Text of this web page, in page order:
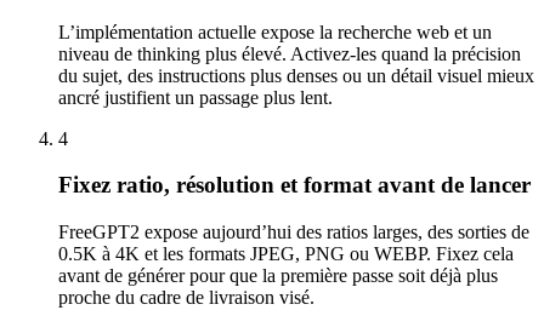
L’implémentation actuelle expose la recherche web et un
niveau de thinking plus élevé. Activez-les quand la précision
du sujet, des instructions plus denses ou un détail visuel mieux
ancré justifient un passage plus lent.
4
Fixez ratio, résolution et format avant de lancer
FreeGPT2 expose aujourd’hui des ratios larges, des sorties de
0.5K à 4K et les formats JPEG, PNG ou WEBP. Fixez cela
avant de générer pour que la première passe soit déjà plus
proche du cadre de livraison visé.